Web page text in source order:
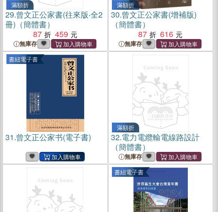
滿額折
29.曾文正公家書(往來版‧全2
冊)（簡體書）
87
459
無庫存
滿額折
30.曾文正公家書(增補版)
（簡體書）
87
616
無庫存
書紐電子書
31.曾文正公家书(電子書)
滿額折
32.電力電纜輸電線路設計
（簡體書）
無庫存
書紐電子書